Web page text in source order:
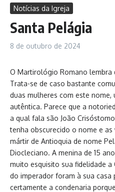
Notícias da Igreja
Santa Pelágia
8 de outubro de 2024
O Martirológio Romano
Trata-se de caso bastante
duas mulheres com este nome,
autêntica. Parece que a
a qual fala são João
tenha obscurecido o nome e as
mártir de Antioquia de nome
Diocleciano. A menina de 15
muito esquisito sua fidelidade
do imperador foram à sua
certamente a condenaria